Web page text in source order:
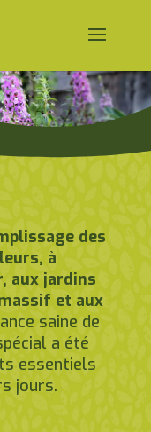
des
à
aux jardins
et aux
saine de
a été
essentiels
jours.